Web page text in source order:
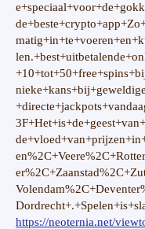
https://neoternia.net/